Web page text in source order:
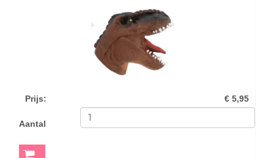
Prijs: € 5,95
Aantal